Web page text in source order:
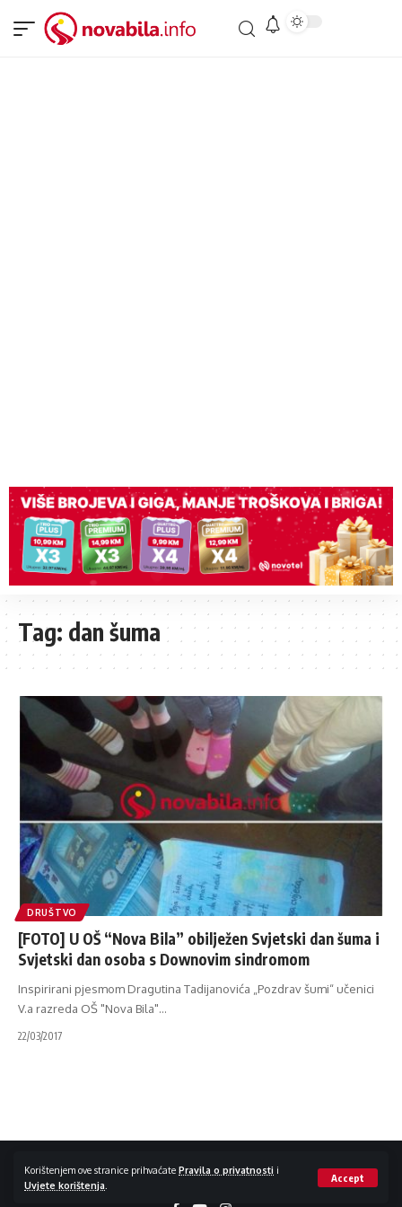
Korištenjem ove stranice prihvaćate Pravila o privatnosti i
Uvjete korištenja
Accept
Tag: dan šuma
DRUŠTVO
[FOTO] U OŠ “Nova Bila” obilježen Svjetski dan šuma i
Svjetski dan osoba s Downovim sindromom
Inspirirani pjesmom Dragutina Tadijanovića „Pozdrav šumi“ učenici
V.a razreda OŠ "Nova Bila"…
22/03/2017